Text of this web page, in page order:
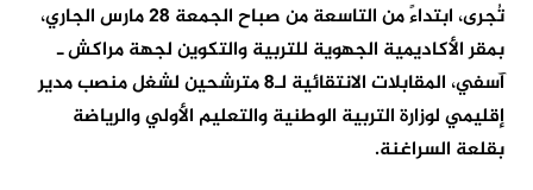
تُجرى، ابتداءً من التاسعة من صباح الجمعة 28 مارس الجاري،
بمقر الأكاديمية الجهوية للتربية والتكوين لجهة مراكش ـ
آسفي، المقابلات الانتقائية لـ8 مترشحين لشغل منصب مدير
إقليمي لوزارة التربية الوطنية والتعليم الأولي والرياضة
بقلعة السراغنة.